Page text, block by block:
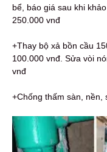
bể, báo giá sau khi
250.000 vnđ
+Thay bộ xả bồn cầu
100.000 vnđ. Sửa vòi
vnđ
+Chống thấm sàn, nền,